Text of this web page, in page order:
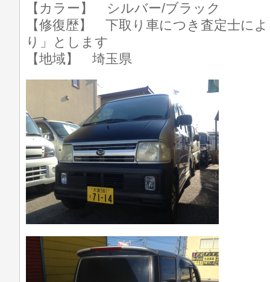
【カラー】 シルバー/ブラック
【修復歴】 下取り車につき査定士に
り」とします
【地域】 埼玉県